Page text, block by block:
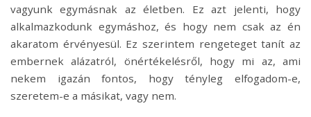
vagyunk egymásnak az életben. Ez azt jelenti, hogy
alkalmazkodunk egymáshoz, és hogy nem csak az én
akaratom érvényesül. Ez szerintem rengeteget tanít az
embernek alázatról, önértékelésről, hogy mi az, ami
nekem igazán fontos, hogy tényleg elfogadom-e,
szeretem-e a másikat, vagy nem.